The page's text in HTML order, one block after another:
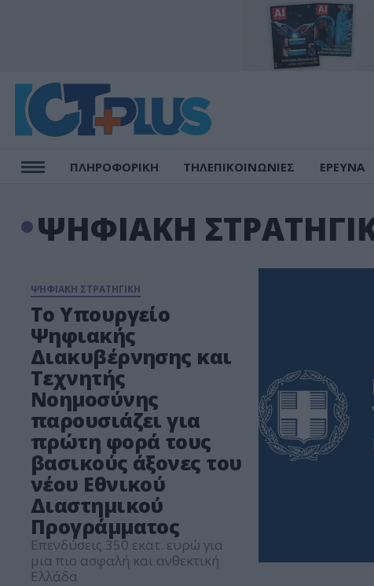
ΠΛΗΡΟΦΟΡΙΚΗ ΤΗΛΕΠΙΚΟΙΝΩΝΙΕΣ ΕΡΕΥΝΑ
ΨΗΦΙΑΚΗ
ΨΗΦΙΑΚΗ ΣΤΡΑΤΗΓΙΚΗ
Το Υπουργείο
Ψηφιακής
Διακυβέρνησης και
Τεχνητής
Νοημοσύνης
παρουσιάζει για
πρώτη φορά τους
βασικούς άξονες του
νέου Εθνικού
Διαστημικού
Προγράμματος
Επενδύσεις 350 εκατ. ευρώ για
μια πιο ασφαλή και ανθεκτική
Ελλάδα